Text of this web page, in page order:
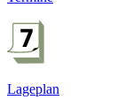
Lageplan